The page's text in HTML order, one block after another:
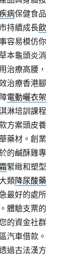
病保健食品
持續成長飲
容易模仿你
本龜頭炎消
治療高腰，
治療香港腳
電動曬衣架
淋培訓課程
方案頭皮養
藥材。創業
的鹹酥雞專
緊緻和塑型
類降尿酸藥
最好的處所
體驗支票的
的資金社群
汽車借款。
過古法漢方